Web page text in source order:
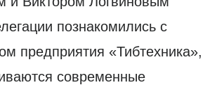
познакомились с
предприятия «Тибтехника»,
современные